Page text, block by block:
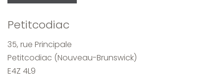
Petitcodiac
35, rue Principale
Petitcodiac (Nouveau-Brunswick)
E4Z 4L9